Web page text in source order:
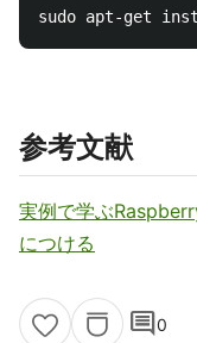
参考文献
実例で学ぶ
につける
comment0